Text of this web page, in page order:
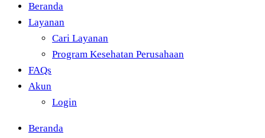
Beranda
Layanan
Cari Layanan
Program Kesehatan Perusahaan
FAQs
Akun
Login
Beranda